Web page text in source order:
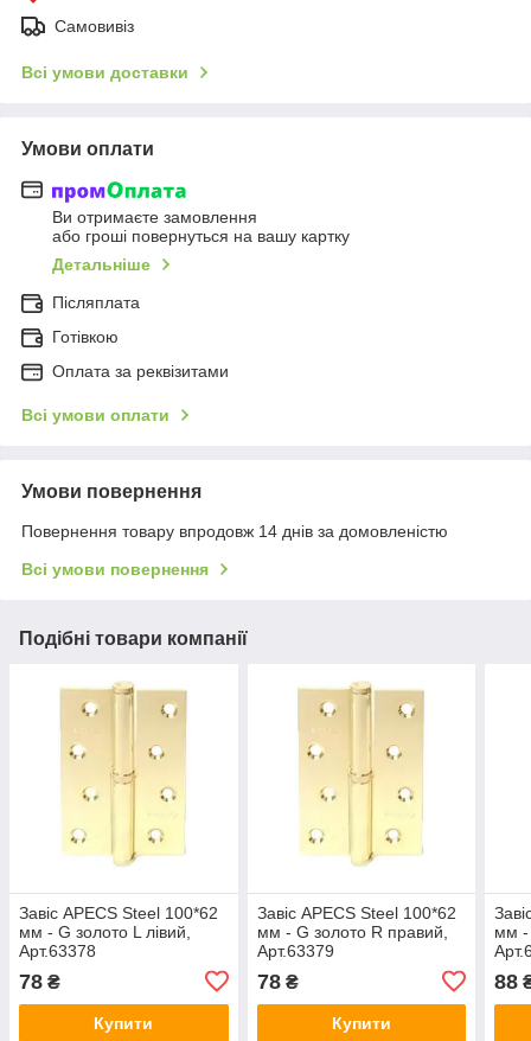
Самовивіз
Всі умови доставки
Умови оплати
Ви отримаєте замовлення
або гроші повернуться на вашу картку
Детальніше
Післяплата
Готівкою
Оплата за реквізитами
Всі умови оплати
Умови повернення
Повернення товару впродовж 14 днів за домовленістю
Всі умови повернення
Подібні товари компанії
Завіс APECS Steel 100*62
мм - G золото L лівий,
Арт.63378
78 ₴
Купити
Завіс APECS Steel 100*62
мм - G золото R правий,
Арт.63379
78₴
Купити
мм -
88